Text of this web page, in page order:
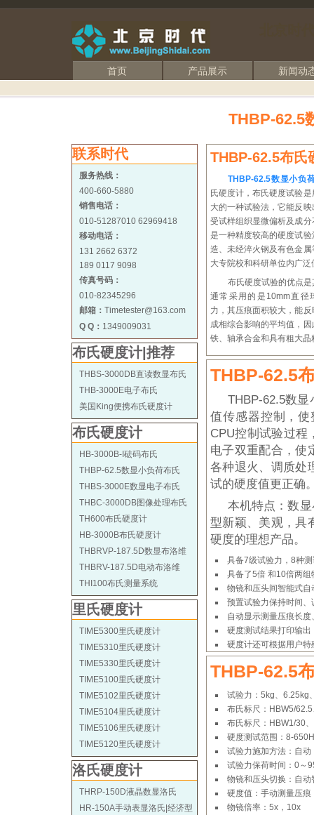
首页 产品展示 新闻动
THBP-62.5
联系时代
服务热线：
400-660-5880
销售电话：
010-51287010 62969418
移动电话：
131 2662 6372
189 0117 9098
传真号码：
010-82345296
邮箱： Timetester@163.com
Q Q： 1349009031
布氏硬度计|推荐
THBS-3000DB直读数显布氏
THB-3000E电子布氏
美国King便携布氏硬度计
布氏硬度计
HB-3000B-I砝码布氏
THBP-62.5数显小负荷布氏
THBS-3000E数显电子布氏
THBC-3000DB图像处理布氏
TH600布氏硬度计
HB-3000B布氏硬度计
THBRVP-187.5D数显布洛维
THBRV-187.5D电动布洛维
THI100布氏测量系统
里氏硬度计
TIME5300里氏硬度计
TIME5310里氏硬度计
TIME5330里氏硬度计
TIME5100里氏硬度计
TIME5102里氏硬度计
TIME5104里氏硬度计
TIME5106里氏硬度计
TIME5120里氏硬度计
洛氏硬度计
THRP-150D液晶数显洛氏
HR-150A手动表显洛氏|经济型
THBP-62.5布氏
THBP-62.5数显小负
氏硬度计，布氏硬度试验
大的一种试验法，它能反
受试样组织显微偏析及成
是一种精度较高的硬度试
造、未经淬火钢及有色金
大专院校和科研单位内广泛
布氏硬度试验的优点
通常采用的是10mm直径
力，其压痕面积较大，能
成相综合影响的平均值，
铁、轴承合金和具有粗大晶
THBP-62.5
THBP-62.5数
值传感器控制，
CPU控制试验过程
电子双重配合，使
各种退火、调质处
试的硬度值更正确
本机特点：数
型新颖、美观，具
硬度的理想产品。
具备7级试验力，8种
具备了5倍 和10倍两
物镜和压头间智能式自
预置试验力保持时间
自动显示测量压痕长
硬度测试结果打印输
硬度计还可根据用户
THBP-62.5
试验力：5kg、6.25kg
布氏标尺：HBW5/
布氏标尺：HBW1/30
硬度测试范围：8-
试验力施加方法：自动
试验力保荷时间：0～
物镜和压头切换：自动
硬度值：手动测量压
物镜倍率：5x，10x